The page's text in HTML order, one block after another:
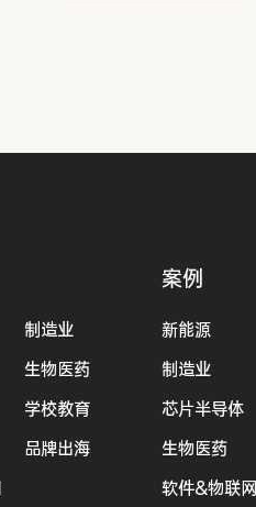
制造业
生物医药
学校教育
品牌出海
案例
新能源
制造业
芯片半导体
生物医药
软件&物联网